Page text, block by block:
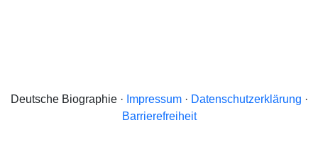
Deutsche Biographie · Impressum· Datenschutzerklärung ·
Barrierefreiheit